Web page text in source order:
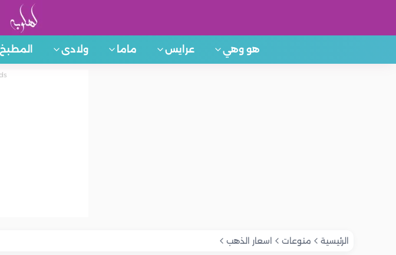
هو وهي عرايس ماما ولادى المطبخ
الرئيسية منوعات اسعار الذهب